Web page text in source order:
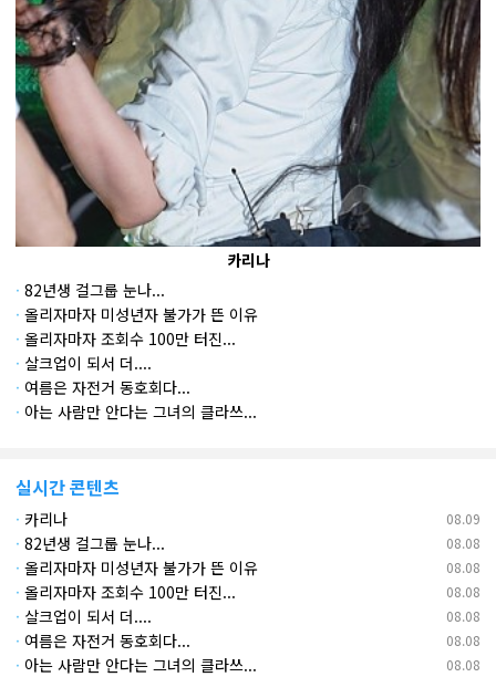
카리나
· 82년생 걸그룹 눈나...
· 올리자마자 미성년자 불가가 뜬 이유
· 올리자마자 조회수 100만 터진...
· 살크업이 되서 더....
· 여름은 자전거 동호회다...
· 아는 사람만 안다는 그녀의 클라쓰...
실시간 콘텐츠
08.09
· 카리나
08.08
· 82년생 걸그룹 눈나...
08.08
· 올리자마자 미성년자 불가가 뜬 이유
08.08
· 올리자마자 조회수 100만 터진...
08.08
· 살크업이 되서 더....
08.08
· 여름은 자전거 동호회다...
08.08
· 아는 사람만 안다는 그녀의 클라쓰...